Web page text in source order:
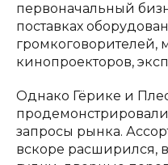
первоначальный
поставках
кинопроекторов,
Однако Гёрике и
продемонстрировали
запросы рынка.
вскоре расширился,